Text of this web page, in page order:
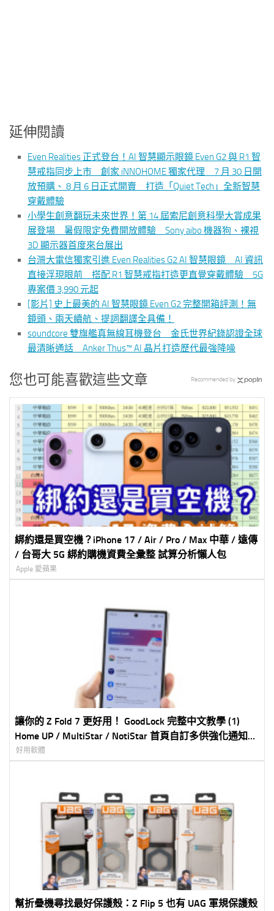
延伸閱讀
Even Realities 正式登台！AI 智慧顯示眼鏡 Even G2 與 R1 智
慧戒指同步上市 創家 iNNOHOME 獨家代理 7 月 30 日開
放預購、 8 月 6 日正式開賣 打造「Quiet Tech」全新智慧
穿戴體驗
小學生創意翻玩未來世界！第 14 屆索尼創意科學大賞成果
展登場 暑假限定免費開放體驗 Sony aibo 機器狗、裸視
3D 顯示器首度來台展出
台灣大電信獨家引進 Even Realities G2 AI 智慧眼鏡 AI 資訊
直接浮現眼前 搭配 R1 智慧戒指打造更直覺穿戴體驗 5G
專案價 3,990 元起
[影片] 史上最美的 AI 智慧眼鏡 Even G2 完整開箱評測！無
鏡頭、兩天續航、提詞翻譯全具備！
soundcore 雙旗艦真無線耳機登台 金氏世界紀錄認證全球
最清晰通話 Anker Thus™ AI 晶片打造歷代最強降噪
您也可能喜歡這些文章
綁約還是買空機？iPhone 17 / Air / Pro / Max 中華 / 遠傳
/ 台哥大 5G 綁約購機資費全彙整 試算分析懶人包
Apple 愛蘋果
讓你的 Z Fold 7 更好用！ GoodLock 完整中文教學 (1)
Home UP / MultiStar / NotiStar 首頁自訂多供強化通知加
強
好用軟體
幫折疊機尋找最好保護殼：Z Flip 5 也有 UAG 軍規保護殼
Recommended by